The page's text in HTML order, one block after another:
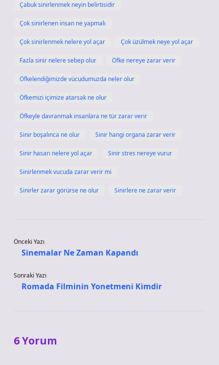
Çabuk sinirlenmek neyin belirtisidir
Çok sinirlenen insan ne yapmalı
Çok sinirlenmek nelere yol açar Çok üzülmek neye yol açar
Fazla sinir nelere sebep olur Öfke nereye zarar verir
Öfkelendiğimizde vücudumuzda neler olur
Öfkemizi içimize atarsak ne olur
Öfkeyle davranmak insanlara ne tür zarar verir
Sinir boşalınca ne olur Sinir hangi organa zarar verir
Sinir hasarı nelere yol açar Sinir stres nereye vurur
Sinirlenmek vucuda zarar verir mi
Sinirler zarar görürse ne olur Sinirlere ne zarar verir
Önceki Yazı
Sinemalar Ne Zaman Kapandı
Sonraki Yazı
Romada Filminin Yonetmeni Kimdir
6 Yorum